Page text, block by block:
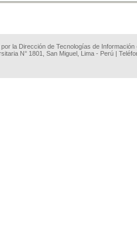
la Dirección de Tecnologías de
N° 1801, San Miguel, Lima - Perú |